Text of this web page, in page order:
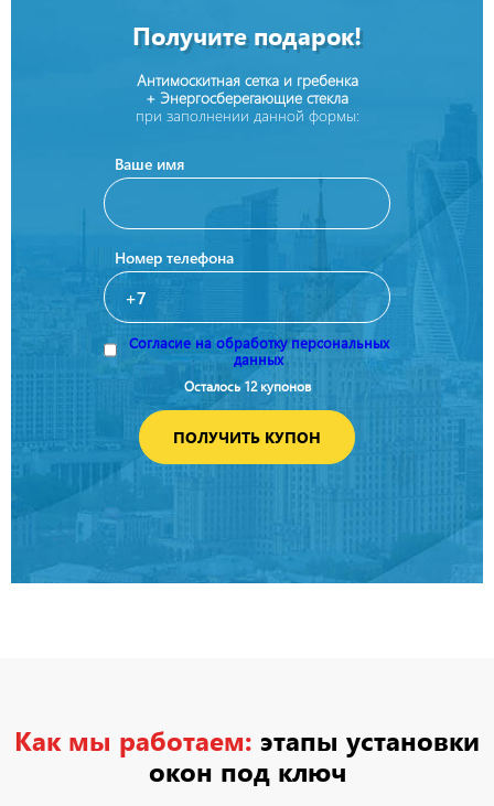
Получите подарок!
Антимоскитная сетка и гребенка
+ Энергосберегающие стекла
при заполнении данной формы:
Ваше имя
Номер телефона
Согласие на обработку персональных
данных
Осталось 12 купонов
Как мы работаем: этапы установки
окон под ключ